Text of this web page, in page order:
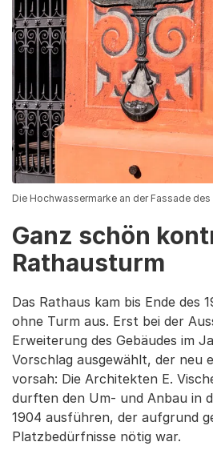
Die Hochwassermarke an der Fassade des
Ganz schön
Rathausturm
Das Rathaus kam bis Ende des
ohne Turm aus. Erst bei der
Erweiterung des Gebäudes im
Vorschlag ausgewählt, der neu
vorsah: Die Architekten E.
durften den Um- und Anbau in
1904 ausführen, der aufgrund
Platzbedürfnisse nötig war.